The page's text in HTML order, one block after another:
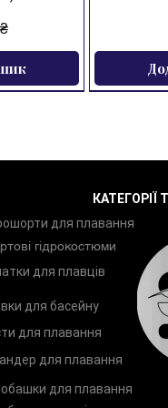
для плавання
гідрокостюми
для плавців
для басейну
для плавання
для плавання
для плавання